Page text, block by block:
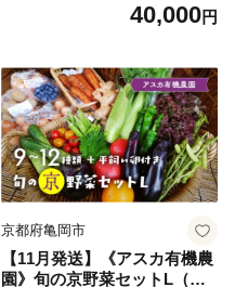
《定期便 野菜 やさい セット
野菜 旬の野菜 新鮮野菜 有機
野菜 無農薬野菜 野菜定期便
野菜 定期便 やさい 定期便 野
菜セット やさいセット 春野
菜 夏野菜 秋野菜 冬野菜 旬 4
ヶ月 京野菜定期便 有機野菜
定期便 旬野菜定期便 無農薬
40,000円
京都府亀岡市
【11月発送】《アスカ有機農
園》旬の京野菜セットL（平